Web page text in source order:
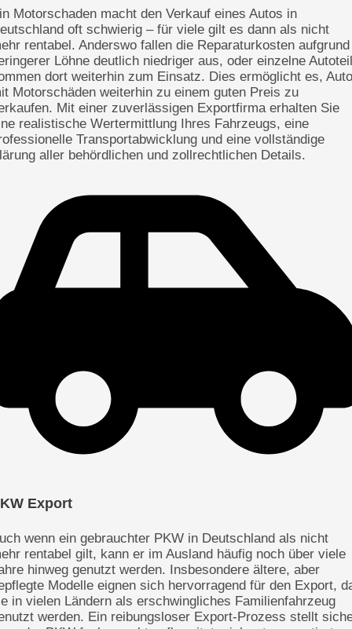
Motorschaden macht den Verkauf eines Autos in
oft schwierig – für viele gilt es dann als nicht
rentabel. Anderswo fallen die Reparaturkosten aufgrund
Löhne deutlich niedriger aus, oder einzelne
dort weiterhin zum Einsatz. Dies ermöglicht es,
Motorschäden weiterhin zu einem guten Preis zu
Mit einer zuverlässigen Exportfirma erhalten Sie
realistische Wertermittlung Ihres Fahrzeugs, eine
Transportabwicklung und eine vollständige
aller behördlichen und zollrechtlichen Details.
Export
wenn ein gebrauchter PKW in Deutschland als nicht
rentabel gilt, kann er im Ausland häufig noch über viele
hinweg genutzt werden. Insbesondere ältere, aber
Modelle eignen sich hervorragend für den Export,
in vielen Ländern als erschwingliches Familienfahrzeug
werden. Ein reibungsloser Export-Prozess stellt